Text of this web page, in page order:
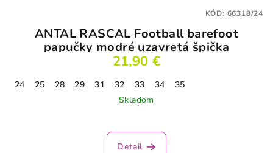
ANTAL RASCAL Football barefoot
papučky modré uzavretá špička
21,90 €
24 25 28 29 31 32 33 34
35
Skladom
Detail
KÓD: 66318/24